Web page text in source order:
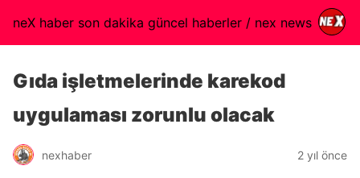
neX haber son dakika güncel haberler / nex news
Gıda işletmelerinde karekod
uygulaması zorunlu olacak
nexhaber 2 yıl önce